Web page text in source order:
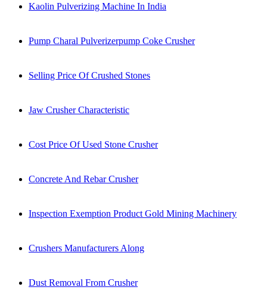
Kaolin Pulverizing Machine In India
Pump Charal Pulverizerpump Coke Crusher
Selling Price Of Crushed Stones
Jaw Crusher Characteristic
Cost Price Of Used Stone Crusher
Concrete And Rebar Crusher
Inspection Exemption Product Gold Mining Machinery
Crushers Manufacturers Along
Dust Removal From Crusher